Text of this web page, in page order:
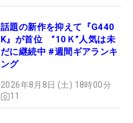
話題の新作を抑えて『G440
K』が首位 “10Ｋ”人気は未
だに継続中 #週間ギアランキ
ング
2026年8月8日 (土) 18時00分
11